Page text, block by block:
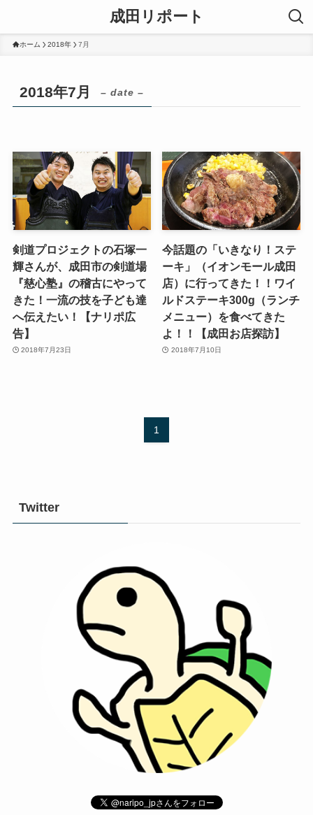
成田リポート
ホーム 2018年 7月
2018年7月 – date –
剣道プロジェクトの石塚一
輝さんが、成田市の剣道場
『慈心塾』の稽古にやって
きた！一流の技を子ども達
へ伝えたい！【ナリポ広
告】
2018年7月23日
今話題の「いきなり！ステ
ーキ」（イオンモール成田
店）に行ってきた！！ワイ
ルドステーキ300g（ランチ
メニュー）を食べてきた
よ！！【成田お店探訪】
2018年7月10日
1
Twitter